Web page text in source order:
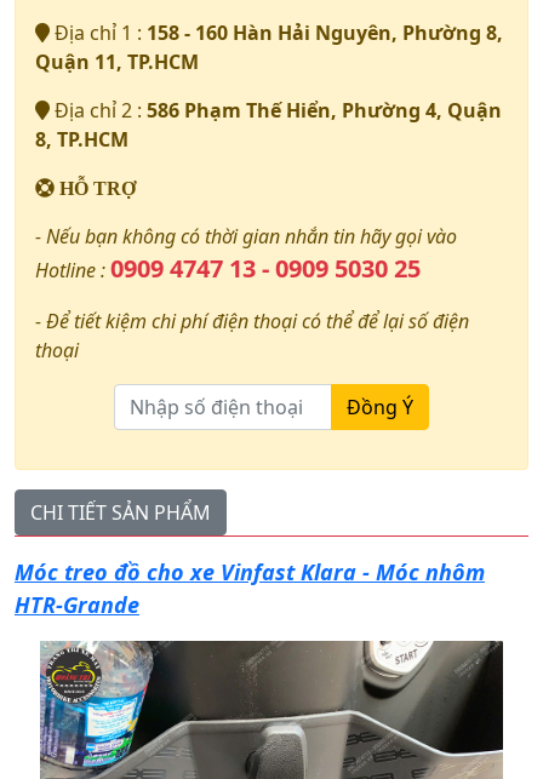
Địa chỉ 1 : 158 - 160 Hàn Hải Nguyên, Phường 8,
Quận 11, TP.HCM
Địa chỉ 2 : 586 Phạm Thế Hiển, Phường 4, Quận
8, TP.HCM
HỖ TRỢ
- Nếu bạn không có thời gian nhắn tin hãy gọi vào
Hotline :0909 4747 13 - 0909 5030 25
- Để tiết kiệm chi phí điện thoại có thể để lại số điện
thoại
Đồng Ý
CHI TIẾT SẢN PHẨM
Móc treo đồ cho xe Vinfast Klara - Móc nhôm
HTR-Grande